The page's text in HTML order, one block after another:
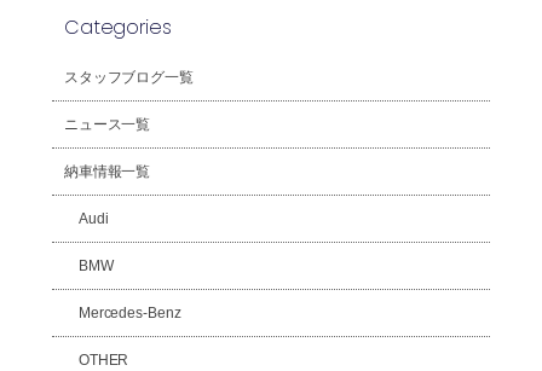
Categories
スタッフブログ一覧
ニュース一覧
納車情報一覧
Audi
BMW
Mercedes-Benz
OTHER